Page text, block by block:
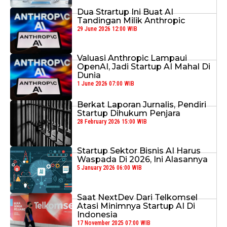
Dua Strartup Ini Buat AI
Tandingan Milik Anthropic
29 June 2026 12:00 WIB
Valuasi Anthropic Lampaui
OpenAI, Jadi Startup AI Mahal Di
Dunia
1 June 2026 07:00 WIB
Berkat Laporan Jurnalis, Pendiri
Startup Dihukum Penjara
28 February 2026 15:00 WIB
Startup Sektor Bisnis AI Harus
Waspada Di 2026, Ini Alasannya
5 January 2026 06:00 WIB
Saat NextDev Dari Telkomsel
Atasi Minimnya Startup AI Di
Indonesia
17 November 2025 07:00 WIB